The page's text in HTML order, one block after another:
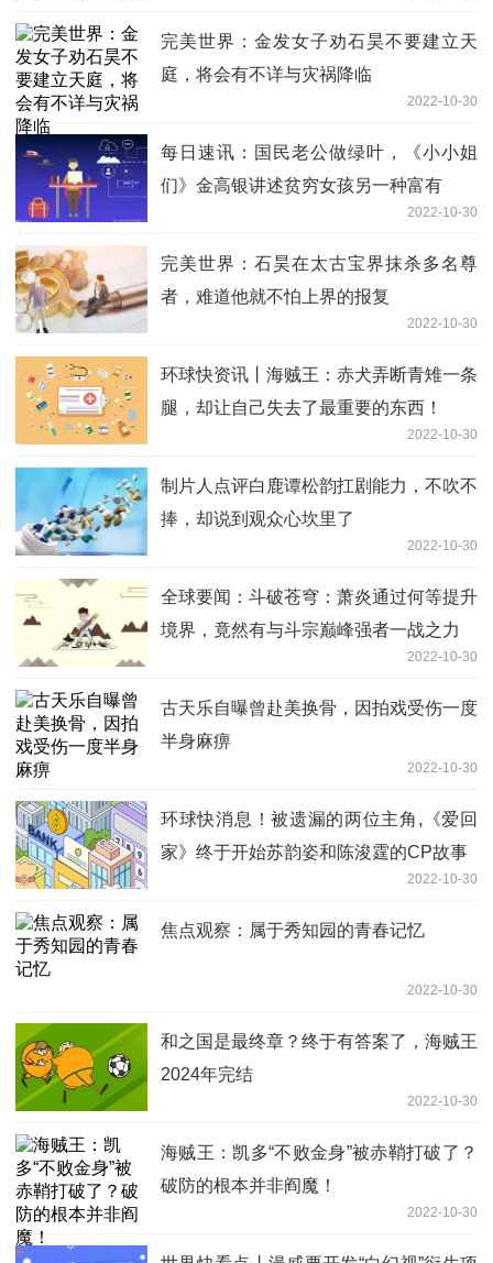
完美世界：金发女子劝石昊不要建立天
庭，将会有不详与灾祸降临
2022-10-30
每日速讯：国民老公做绿叶，《小小姐
们》金高银讲述贫穷女孩另一种富有
2022-10-30
完美世界：石昊在太古宝界抹杀多名尊
者，难道他就不怕上界的报复
2022-10-30
环球快资讯丨海贼王：赤犬弄断青雉一条
腿，却让自己失去了最重要的东西！
2022-10-30
制片人点评白鹿谭松韵扛剧能力，不吹不
捧，却说到观众心坎里了
2022-10-30
全球要闻：斗破苍穹：萧炎通过何等提升
境界，竟然有与斗宗巅峰强者一战之力
2022-10-30
古天乐自曝曾赴美换骨，因拍戏受伤一度
半身麻痹
2022-10-30
环球快消息！被遗漏的两位主角,《爱回
家》终于开始苏韵姿和陈浚霆的CP故事
2022-10-30
焦点观察：属于秀知园的青春记忆
2022-10-30
和之国是最终章？终于有答案了，海贼王
2024年完结
2022-10-30
海贼王：凯多“不败金身”被赤鞘打破了？
破防的根本并非阎魔！
2022-10-30